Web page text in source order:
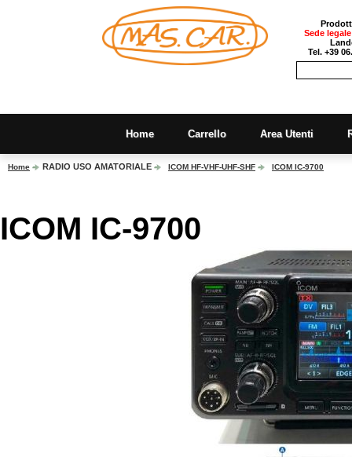
Sede
Tel. +39
Home Carrello Area Utenti
Home RADIO USO AMATORIALE ICOM HF-VHF-UHF-SHF ICOM IC-9700
ICOM IC-9700